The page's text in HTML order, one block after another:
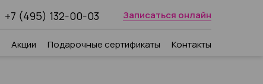
+7 (495) 132-00-03 Записаться онлайн
Акции Подарочные сертификаты Контакты